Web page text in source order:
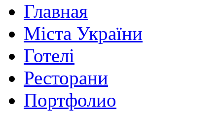
Главная
Міста України
Готелі
Ресторани
Портфолио